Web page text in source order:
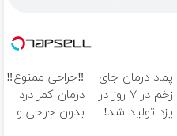
پماد درمان جای
زخم در ۷ روز در
یزد تولید شد!
‼️جراحی ممنوع‼️
درمان کمر درد
بدون جراحی و